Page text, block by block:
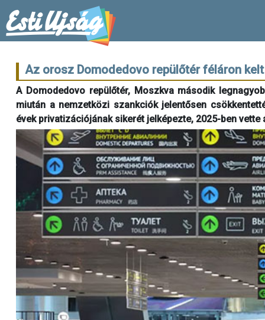
Az orosz Domodedovo repülőtér féláron
A Domodedovo repülőtér, Moszkva második
miután a nemzetközi szankciók jelentősen
évek privatizációjának sikerét jelképezte, 2025-ben